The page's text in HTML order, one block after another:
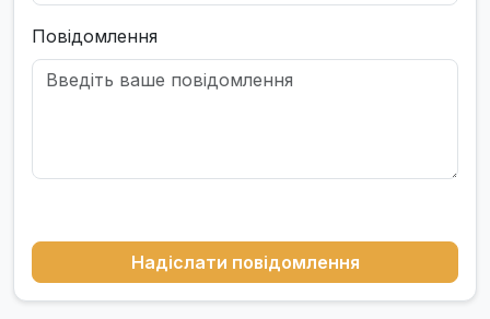
Повідомлення
Надіслати повідомлення